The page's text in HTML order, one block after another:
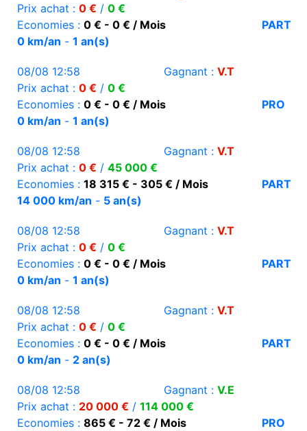
Prix achat : 0 € / 0 €
Economies : 0 € - 0 € / Mois
PART
0 km/an - 1 an(s)
08/08 12:58 Gagnant : V.T
Prix achat : 0 € / 0 €
Economies : 0 € - 0 € / Mois
PRO
0 km/an - 1 an(s)
08/08 12:58 Gagnant : V.T
Prix achat : 0 € / 45 000 €
Economies : 18 315 € - 305 € / Mois
PART
14 000 km/an - 5 an(s)
08/08 12:58 Gagnant : V.T
Prix achat : 0 € / 0 €
Economies : 0 € - 0 € / Mois
PART
0 km/an - 1 an(s)
08/08 12:58 Gagnant : V.T
Prix achat : 0 € / 0 €
Economies : 0 € - 0 € / Mois
PART
0 km/an - 2 an(s)
08/08 12:58 Gagnant : V.E
Prix achat : 20 000 € / 114 000 €
Economies : 865 € - 72 € / Mois
PRO